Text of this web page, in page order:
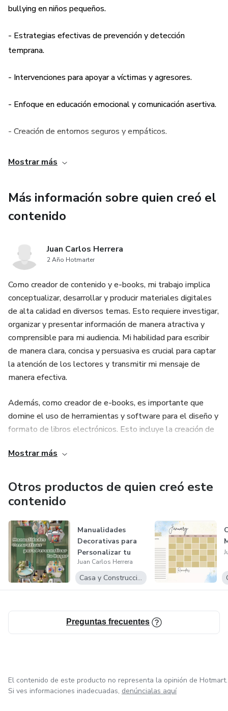
2. Factores de riesgo y causas del bullying en edades
3. Impacto emocional del bullying en niños menores de 5
familiares.
5. Detección temprana del bullying en niños preescolares.
agresores.
7. Bullying cibernético en niños pequeños: Retos y
soluciones.
9. Recursos y apoyos para familias y comunidades.
10. Perspectivas futuras y compromiso continuo.
11. Reflexiones y conclusiones.
bullying en niños pequeños.
- Estrategias efectivas de prevención y detección
temprana.
- Intervenciones para apoyar a víctimas y agresores.
- Enfoque en educación emocional y comunicación asertiva.
- Creación de entornos seguros y empáticos.
- Promoción de relaciones saludables entre los niños.
- Compromiso continuo y reflexiones para abordar el
Mostrar más
Más información sobre quien creó el
contenido
Juan Carlos Herrera
2 Año Hotmarter
Como creador de contenido y e-books, mi trabajo implica
conceptualizar, desarrollar y producir materiales digitales
de alta calidad en diversos temas. Esto requiere investigar,
organizar y presentar información de manera atractiva y
comprensible para mi audiencia. Mi habilidad para escribir
de manera clara, concisa y persuasiva es crucial para captar
la atención de los lectores y transmitir mi mensaje de
manera efectiva.
Además, como creador de e-books, es importante que
domine el uso de herramientas y software para el diseño y
formato de libros electrónicos. Esto incluye la creación de
relevantes, y la optimización del formato para diferentes
Mi trabajo también puede implicar la promoción y
comercialización de mis e-books, utilizando estrategias de
marketing digital para llegar a mi audiencia objetivo y
aumentar las ventas o la difusión de mi contenido.
En resumen, como creador de contenido y e-books, soy
responsable de producir materiales digitales de alta
calidad que informen, entretengan o eduquen a mi
efectivas para llegar y cautivar a mis lectores.
Mostrar más
Otros productos de quien creó este
contenido
Manualidades
Decorativas para
Personalizar tu
Hogar
Juan Carlos Herrera
Casa y Construcción
Preguntas frecuentes
El contenido de este producto no representa la opinión de Hotmart.
Si ves informaciones inadecuadas, denúncialas aquí